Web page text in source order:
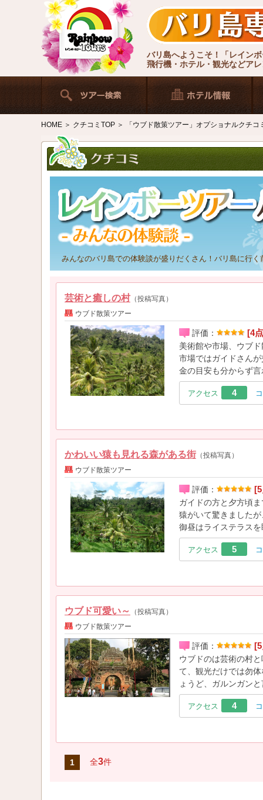
バリ島へようこそ！「レイン
飛行機・ホテル・観光などア
HOME ＞ クチコミTOP ＞ 「ウブド散策ツアー」オプショナルクチコ
みんなのバリ島での体験談が盛りだくさん！バリ島に行く
芸術と癒しの村 （投稿写真）
ウブド散策ツアー
評価： [4
美術館や市場、ウブ
市場ではガイドさん
金の目安も分からず
アクセス 4
かわいい猿も見れる森がある街 （投稿写真）
ウブド散策ツアー
評価：
ガイドの方と夕方頃
猿がいて驚きました
御昼はライステラス
アクセス 5
ウブド可愛い～
（投稿写真）
ウブド散策ツアー
評価：
ウブドのは芸術の村
て、観光だけでは勿
ょうど、ガルンガン
アクセス 4
1 全3件